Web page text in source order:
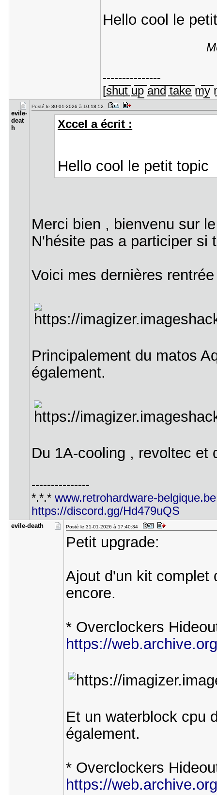
Hello cool le
---------------
[s̲̅h̲̅u̲̅t̲̅ u̲̅p̲̅ a̲̅n̲̅d̲̅ t̲̅a̲̅k̲̅e̲̅ m̲̅y̲̅
evile-
deat​
h
Posté le 30-01-2026 à 10:18:52
Xccel a écrit :
Hello cool le petit
Merci bien , bienvenu sur
N'hésite pas a participer si
Voici mes dernières
Principalement du matos
également.
Du 1A-cooling , revoltec et
---------------
*.*.* www.retrohardware-belgique.be
https://discord.gg/Hd479uQS
evile-deat​h Posté le 31-01-2026 à 17:40:34
Petit upgrade:
Ajout d'un kit complet
encore.
* Overclockers
https://
Et un waterblock cpu
également.
* Overclockers
https://